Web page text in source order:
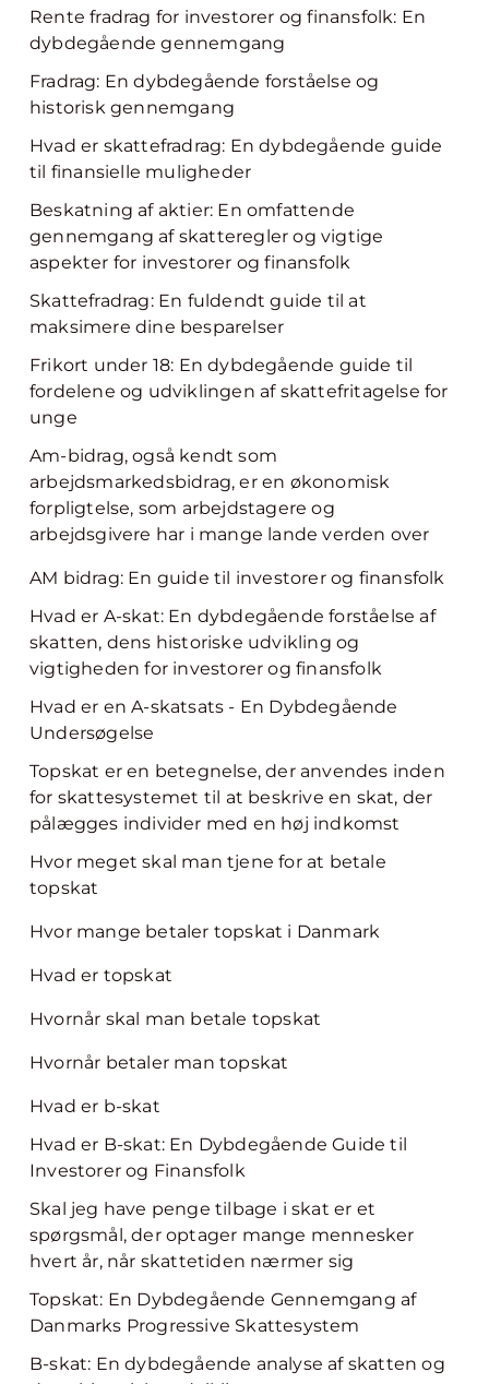
Rente fradrag for investorer og finansfolk: En
dybdegående gennemgang
Fradrag: En dybdegående forståelse og
historisk gennemgang
Hvad er skattefradrag: En dybdegående guide
til finansielle muligheder
Beskatning af aktier: En omfattende
gennemgang af skatteregler og vigtige
aspekter for investorer og finansfolk
Skattefradrag: En fuldendt guide til at
maksimere dine besparelser
Frikort under 18: En dybdegående guide til
fordelene og udviklingen af skattefritagelse for
unge
Am-bidrag, også kendt som
arbejdsmarkedsbidrag, er en økonomisk
forpligtelse, som arbejdstagere og
arbejdsgivere har i mange lande verden over
AM bidrag: En guide til investorer og finansfolk
Hvad er A-skat: En dybdegående forståelse af
skatten, dens historiske udvikling og
vigtigheden for investorer og finansfolk
Hvad er en A-skatsats - En Dybdegående
Undersøgelse
Topskat er en betegnelse, der anvendes inden
for skattesystemet til at beskrive en skat, der
pålægges individer med en høj indkomst
Hvor meget skal man tjene for at betale
topskat
Hvor mange betaler topskat i Danmark
Hvad er topskat
Hvornår skal man betale topskat
Hvornår betaler man topskat
Hvad er b-skat
Hvad er B-skat: En Dybdegående Guide til
Investorer og Finansfolk
Skal jeg have penge tilbage i skat er et
spørgsmål, der optager mange mennesker
hvert år, når skattetiden nærmer sig
Topskat: En Dybdegående Gennemgang af
Danmarks Progressive Skattesystem
B-skat: En dybdegående analyse af skatten og